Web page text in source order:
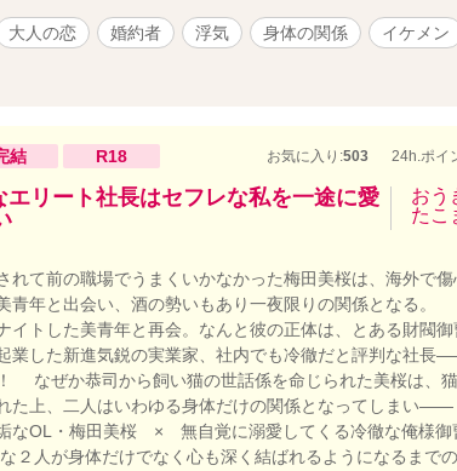
リスタでのタイトルは「Blind Destiny 〜秘めたる想い
き〜」です）。
大人の恋 婚約者 浮気 身体の関係
イケメン
結 R18 お気に入り:503 24h.ポイ
エリート社長はセフレな私を一途に愛
おう
たこ
て前の職場でうまくいかなかった梅田美桜は、海外で傷
青年と出会い、酒の勢いもあり一夜限りの関係となる。
イトした美青年と再会。なんと彼の正体は、とある財閥
業した新進気鋭の実業家、社内でも冷徹だと評判な社長
なぜか恭司から飼い猫の世話係を命じられた美桜は、
れた上、二人はいわゆる身体だけの関係となってしま
なOL・梅田美桜 × 無自覚に溺愛してくる冷徹な俺様御
人が身体だけでなく心も深く結ばれるようになるまで